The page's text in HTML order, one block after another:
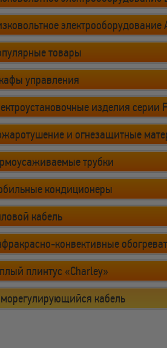
электрооборудование
товары
управления
изделия серии
и огнезащитные
трубки
кондиционеры
кабель
конвективные
плинтус «Charley»
кабель